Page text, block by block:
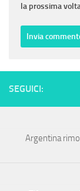
la prossima
SEGUICI:
Argentina